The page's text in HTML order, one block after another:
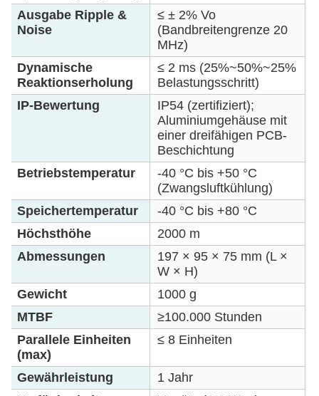
Ausgabe Ripple &
Noise
≤ ± 2% Vo
(Bandbreitengrenze 20
MHz)
Dynamische
Reaktionserholung
≤ 2 ms (25%~50%~25%
Belastungsschritt)
IP-Bewertung
IP54 (zertifiziert);
Aluminiumgehäuse mit
einer dreifähigen PCB-
Beschichtung
Betriebstemperatur
-40 °C bis +50 °C
(Zwangsluftkühlung)
Speichertemperatur
-40 °C bis +80 °C
Höchsthöhe
2000 m
Abmessungen
197 × 95 × 75 mm (L ×
W × H)
Gewicht
1000 g
MTBF
≥100.000 Stunden
Parallele Einheiten
(max)
≤ 8 Einheiten
Gewährleistung
1 Jahr